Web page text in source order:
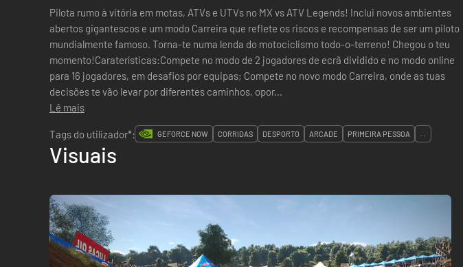
Pilota rumo à vitória em motas, ATVs e UTVs no MX vs ATV Legends! Inclui novos ambientes
abertos gigantescos e um modo Carreira que reflete os riscos e recompensas de ser um piloto
mundialmente famoso. Torna-te numa lenda do motociclismo todo-o-terreno! Chegou o teu
momento!Caraterísticas:Compete no modo de 2 jogadores de ecrã dividido e no modo online
para 16 jogadores, em desafios por equipas; Compete no novo modo Carreira, onde as tuas
decisões te vão levar por diferentes caminhos, opor...
Lê mais
Tags do utilizador*:
GEFORCE NOW CORRIDAS DESPORTO ARCADE PRIMEIRA PESSOA ...
Visuais